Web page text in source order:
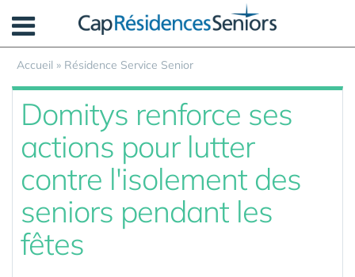
Accueil » Résidence Service Senior
Domitys renforce ses
actions pour lutter
contre l'isolement des
seniors pendant les
fêtes
Panneau de gestion des cookies